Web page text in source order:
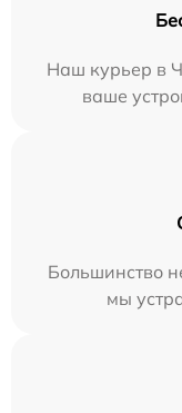
Наш курьер в
ваше
Большинство
мы